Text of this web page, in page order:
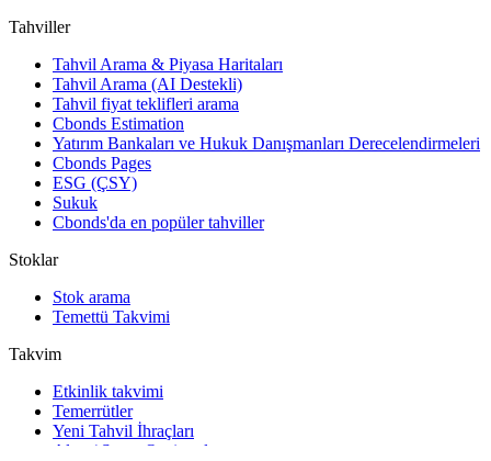
Tahviller
Tahvil Arama & Piyasa Haritaları
Tahvil Arama (AI Destekli)
Tahvil fiyat teklifleri arama
Cbonds Estimation
Yatırım Bankaları ve Hukuk Danışmanları Derecelendirmeleri
Cbonds Pages
ESG (ÇSY)
Sukuk
Cbonds'da en popüler tahviller
Stoklar
Stok arama
Temettü Takvimi
Takvim
Etkinlik takvimi
Temerrütler
Yeni Tahvil İhraçları
Alım / Satım Opsiyonları